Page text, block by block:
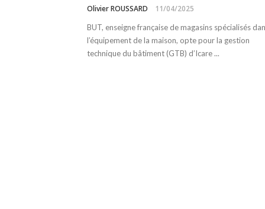
Olivier ROUSSARD 11/04/2025
BUT, enseigne française de magasins spécialisés
l’équipement de la maison, opte pour la gestion
technique du bâtiment (GTB) d’Icare ...